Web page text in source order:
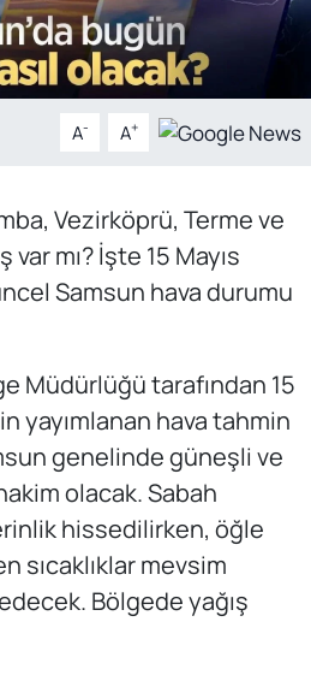
A- A+
Vezirköprü, Terme ve
mı? İşte 15 Mayıs
Samsun hava durumu
Müdürlüğü tarafından 15
yayımlanan hava tahmin
genelinde güneşli ve
olacak. Sabah
hissedilirken, öğle
sıcaklıklar mevsim
Bölgede yağış